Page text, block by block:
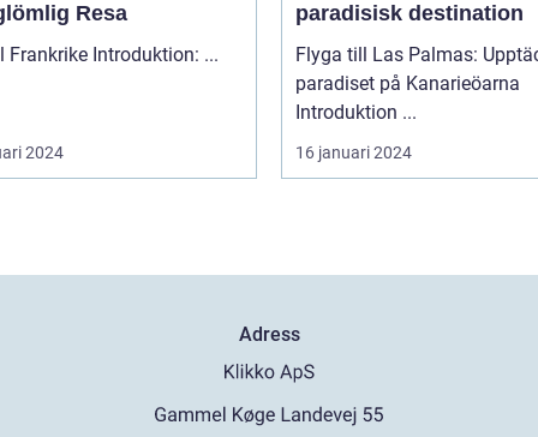
Resa
Åka till Frankrike Introduktion: ...
2024
paradisisk destination
Flyga till Las Palmas:
paradiset på Kanarieöarna
Introduktion ...
16 januari 2024
Adress